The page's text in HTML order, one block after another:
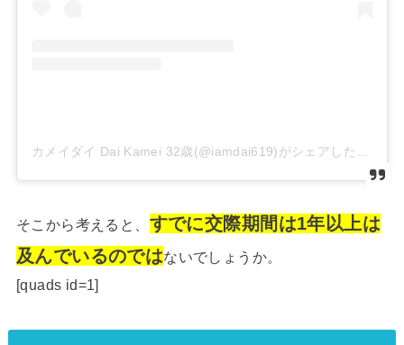
そこから考えると、 すでに交際期間は1年以上は
及んでいるのではないでしょうか。
[quads id=1]